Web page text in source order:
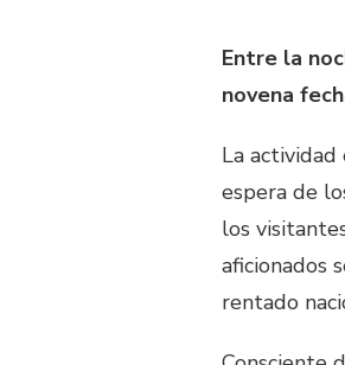
Entre la
novena
La
espera de
los
aficionados
rentado